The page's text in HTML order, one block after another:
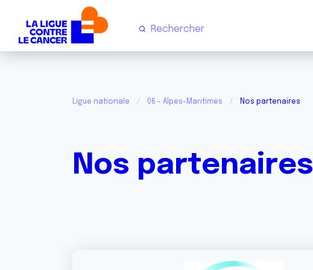
Ligue nationale 06 - Alpes-Maritimes Nos partenaires
Nos partenaires